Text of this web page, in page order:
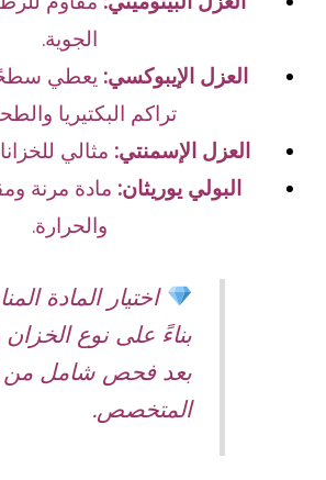
الجوية.
العزل الإيبوكسي: يعطي
تراكم البكتيريا
العزل الإسمنتي: مثالي
البولي يوريثان: مادة مرنة
والحرارة.
اختيار المادة
بناءً على نوع
بعد فحص شامل من
المتخصص.